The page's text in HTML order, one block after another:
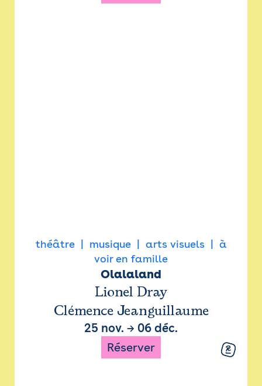
théâtre musique arts visuels
à
voir en famille
Olalaland
Lionel Dray
Clémence Jeanguillaume
25 nov. → 06 déc.
Réserver